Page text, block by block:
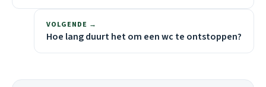
VOLGENDE →
Hoe lang duurt het om een wc te ontstoppen?